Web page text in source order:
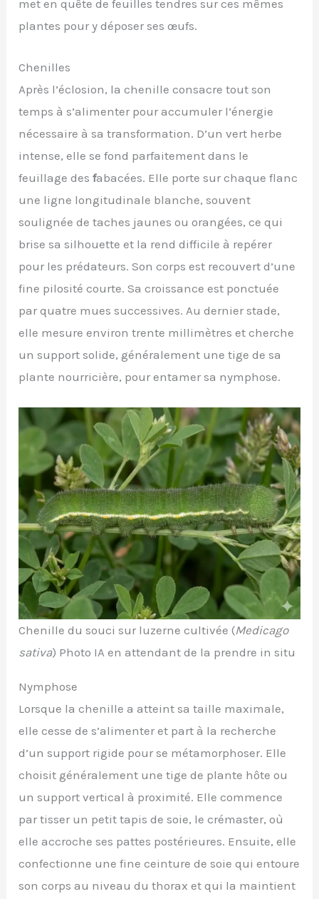
met en quête de feuilles tendres sur ces mêmes
plantes pour y déposer ses œufs.
Chenilles
Après l’éclosion, la chenille consacre tout son
temps à s’alimenter pour accumuler l’énergie
nécessaire à sa transformation. D’un vert herbe
intense, elle se fond parfaitement dans le
feuillage desfabacées. Elle porte sur chaque flanc
une ligne longitudinale blanche, souvent
soulignée de taches jaunes ou orangées, ce qui
brise sa silhouette et la rend difficile à repérer
pour les prédateurs. Son corps est recouvert d’une
fine pilosité courte. Sa croissance est ponctuée
par quatre mues successives. Au dernier stade,
elle mesure environ trente millimètres et cherche
un support solide, généralement une tige de sa
plante nourricière, pour entamer sa nymphose.
Chenille du souci sur luzerne cultivée (Medicago
sativa) Photo IA en attendant de la prendre in situ
Nymphose
Lorsque la chenille a atteint sa taille maximale,
elle cesse de s’alimenter et part à la recherche
d’un support rigide pour se métamorphoser. Elle
choisit généralement une tige de plante hôte ou
un support vertical à proximité. Elle commence
par tisser un petit tapis de soie, le crémaster, où
elle accroche ses pattes postérieures. Ensuite, elle
confectionne une fine ceinture de soie qui entoure
son corps au niveau du thorax et qui la maintient